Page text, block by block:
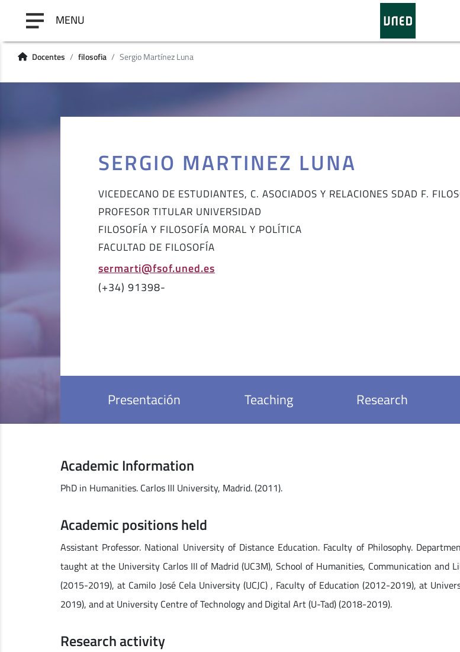
MENU
Docentes filosofia Sergio Martínez Luna
Presentación Teaching Research
SERGIO MARTINEZ LUNA
VICEDECANO DE ESTUDIANTES, C. ASOCIADOS Y RELACIONES SDAD F.
PROFESOR TITULAR UNIVERSIDAD
FILOSOFÍA Y FILOSOFÍA MORAL Y POLÍTICA
FACULTAD DE FILOSOFÍA
sermarti@fsof.uned.es
(+34) 91398-
Academic Information
PhD in Humanities. Carlos III University, Madrid. (2011).
Academic positions held
Assistant Professor. National University of Distance Education. Faculty of Philosophy.
taught at the University Carlos III of Madrid (UC3M), School of Humanities, Communication and
(2015-2019), at Camilo José Cela University (UCJC) , Faculty of Education (2012-2019), at
2019), and at University Centre of Technology and Digital Art (U-Tad) (2018-2019).
Research activity